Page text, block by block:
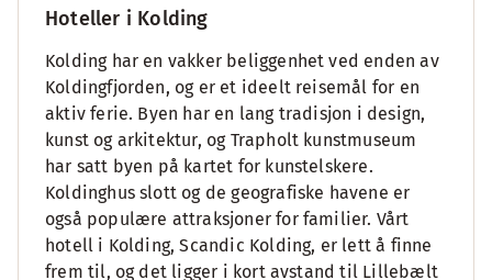
Hoteller i Kolding
Kolding har en vakker beliggenhet ved enden av
Koldingfjorden, og er et ideelt reisemål for en
aktiv ferie. Byen har en lang tradisjon i design,
kunst og arkitektur, og Trapholt kunstmuseum
har satt byen på kartet for kunstelskere.
Koldinghus slott og de geografiske havene er
også populære attraksjoner for familier. Vårt
hotell i Kolding, Scandic Kolding, er lett å finne
frem til, og det ligger i kort avstand til Lillebælt